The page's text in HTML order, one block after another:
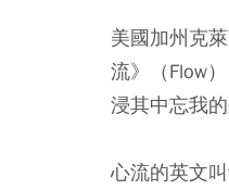
美國加州克
流》（Flow
浸其中忘我的
心流的英文